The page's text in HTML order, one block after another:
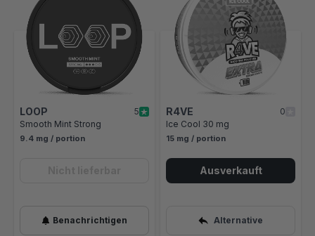
LOOP
5
Smooth Mint Strong
9.4 mg / portion
Benachrichtigen
R4VE
0
Ice Cool 30 mg
15 mg / portion
Ausverkauft
Alternative